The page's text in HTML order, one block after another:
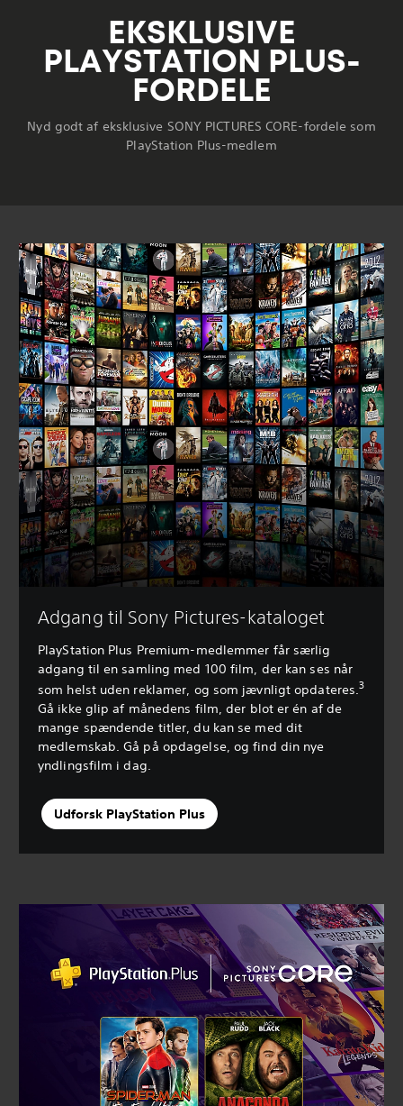
EKSKLUSIVE
PLAYSTATION PLUS-
FORDELE
Nyd godt af eksklusive SONY PICTURES CORE-fordele som
PlayStation Plus-medlem
Adgang til Sony Pictures-kataloget
PlayStation Plus Premium-medlemmer får særlig
adgang til en samling med 100 film, der kan ses når
som helst uden reklamer, og som jævnligt opdateres.3
Gå ikke glip af månedens film, der blot er én af de
mange spændende titler, du kan se med dit
medlemskab. Gå på opdagelse, og find din nye
yndlingsfilm i dag.
Udforsk PlayStation Plus